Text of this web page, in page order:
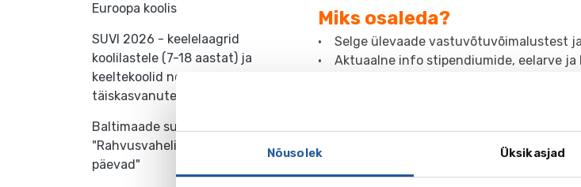
Nõusolek Üksikasjad
Euroopa koolis
SUVI 2026 - keelelaagrid
koolilastele (7-18 aastat) ja
keeltekoolid noortele ja
täiskasvanutele välismaal
Baltimaade suurim haridusmess
"Rahvusvahelise hariduse
päevad"
Miks osaleda?
• Selge ülevaade vastuvõtuvõimalustest
• Aktuaalne info stipendiumide, eelarve ja
• Täida lühike registreerimisvorm, et